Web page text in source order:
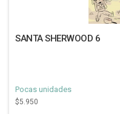
SANTA SHERWOOD 6
Pocas unidades
$5.950